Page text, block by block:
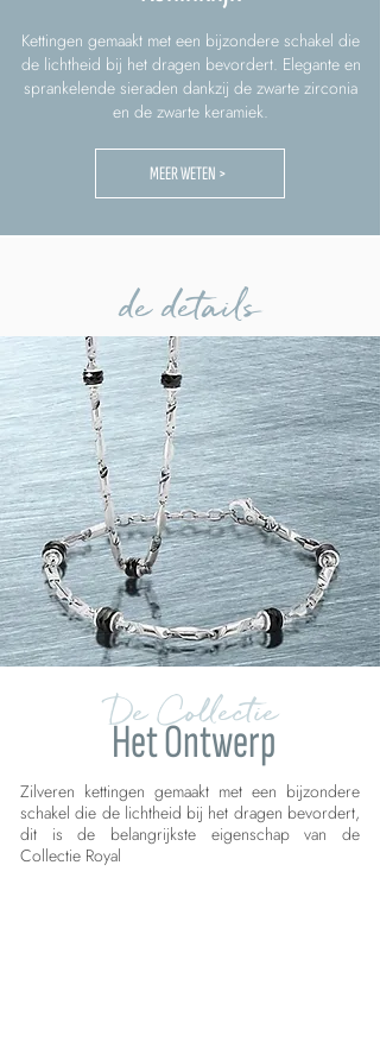
Kettingen gemaakt met een bijzondere schakel die
de lichtheid bij het dragen bevordert. Elegante en
sprankelende sieraden dankzij de zwarte zirconia
en de zwarte keramiek.
MEER WETEN >
de details
De Collectie
Het Ontwerp
Zilveren kettingen gemaakt met een bijzondere
schakel die de lichtheid bij het dragen bevordert,
dit is de belangrijkste eigenschap van de
Collectie Royal